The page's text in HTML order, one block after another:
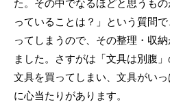
た。その中でなるほどと思うも
っていることは？」という質問
ってしまうので、その整理・収
ました。さすがは「文具は別腹
文具を買ってしまい、文具がい
に心当たりがあります。